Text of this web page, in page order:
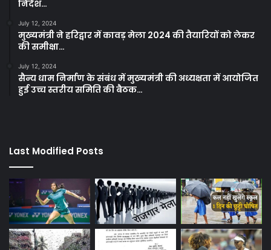
निर्देश…
July 12, 2024
मुख्यमंत्री ने हरिद्वार में कावड़ मेला 2024 की तैयारियों को लेकर
की समीक्षा…
July 12, 2024
सैन्य धाम निर्माण के संबंध में मुख्यमंत्री की अध्यक्षता में आयोजित
हुई उच्च स्तरीय समिति की बैठक…
Last Modified Posts